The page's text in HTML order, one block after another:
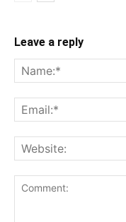
Leave a reply